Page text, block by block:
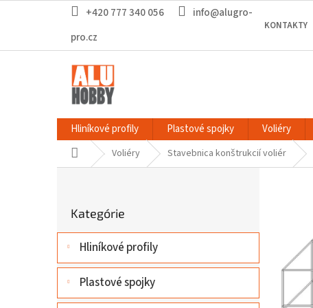
+420 777 340 056
info@alugro-
pro.cz
KONTAKTY
Hliníkové profily Plastové spojky Voliéry
DomovVoliéry Stavebnica konštrukcií voliér
ý
a
e
kategórie
Kategórie
Hliníkové profily
Plastové spojky